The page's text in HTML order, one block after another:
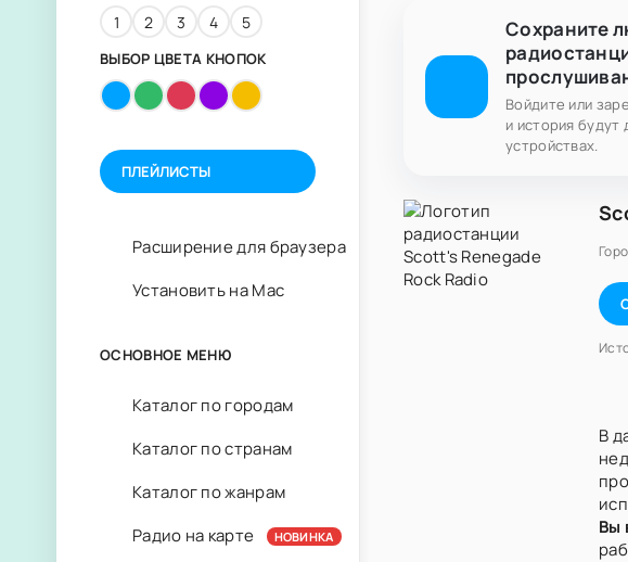
Сохраните
Войдите или
и история будут
устройствах.
В
Вы
1 2 3 4 5
ВЫБОР ЦВЕТА КНОПОК
ПЛЕЙЛИСТЫ
Расширение для браузера
Установить на Mac
ОСНОВНОЕ МЕНЮ
Каталог по городам
Каталог по странам
Каталог по жанрам
Радио на карте
НОВИНКА